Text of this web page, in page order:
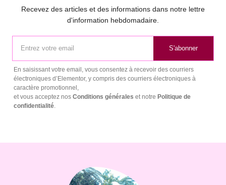
Recevez des articles et des informations dans notre lettre
d'information hebdomadaire.
S'abonner
En saisissant votre email, vous consentez à recevoir des courriers
électroniques d’Elementor, y compris des courriers électroniques à
caractère promotionnel,
et vous acceptez nos Conditions générales et notre Politique de
confidentialité.